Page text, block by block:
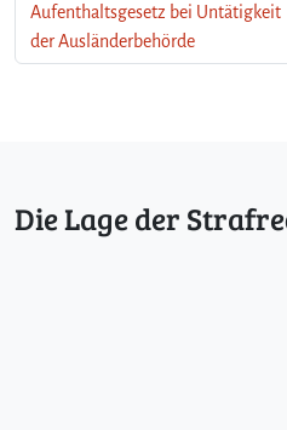
Aufenthaltsgesetz bei Untätigkeit
der Ausländerbehörde
Die Lage der